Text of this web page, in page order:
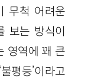
무척 어려운
보는 방식이
영역에 꽤 큰
평등’이라고